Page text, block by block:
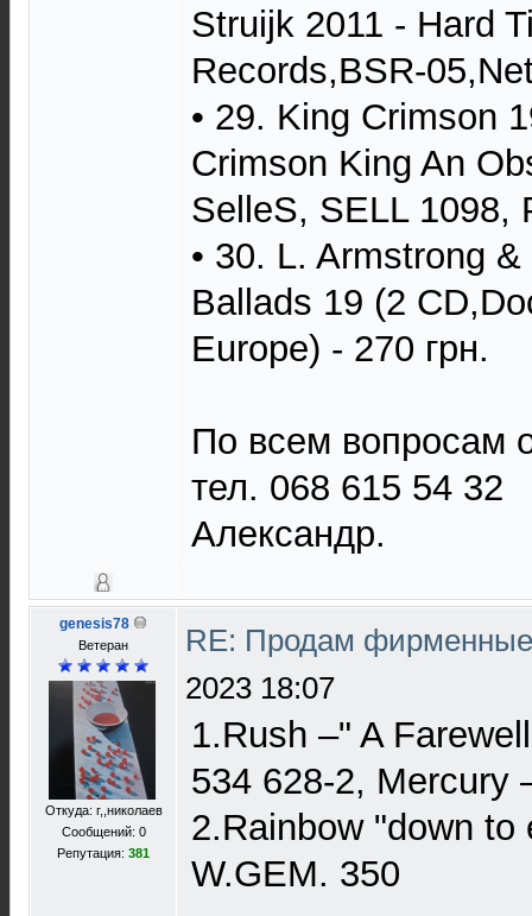
Struijk 2011 - Hard
Records,BSR-
• 29. King Crimson
Crimson King An
SelleS, SELL 1098,
• 30. L. Armstrong
Ballads 19 (2
Europe) - 270 грн.
По всем вопросам
тел. 068 615 54 32
Александр.
genesis78
Ветеран
Откуда: г,,николаев
Сообщений: 0
Репутация: 381
RE: Продам
2023 18:07
1.Rush –" A
534 628-2, Mercury
2.Rainbow "down to
W.GEM. 350